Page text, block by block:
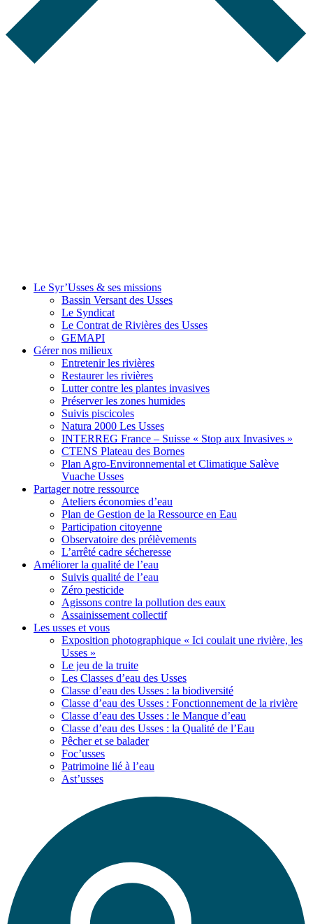
Le Syr’Usses & ses missions
Bassin Versant des Usses
Le Syndicat
Le Contrat de Rivières des Usses
GEMAPI
Gérernos milieux
Entretenir les rivières
Restaurer les rivières
Lutter contre les plantes invasives
Préserver les zones humides
Suivis piscicoles
Natura 2000 Les Usses
INTERREG France – Suisse « Stop aux Invasives »
CTENS Plateau des Bornes
Plan Agro-Environnemental et Climatique Salève
Vuache Usses
Partagernotre ressource
Ateliers économies d’eau
Plan de Gestion de la Ressource en Eau
Participation citoyenne
Observatoire des prélèvements
L’arrêté cadre sécheresse
Améliorerla qualité de l’eau
Suivis qualité de l’eau
Zéro pesticide
Agissons contre la pollution des eaux
Assainissement collectif
Les usses et vous
Exposition photographique « Ici coulait une rivière, les
Usses »
Le jeu de la truite
Les Classes d’eau des Usses
Classe d’eau des Usses : la biodiversité
Classe d’eau des Usses : Fonctionnement de la rivière
Classe d’eau des Usses : le Manque d’eau
Classe d’eau des Usses : la Qualité de l’Eau
Pêcher et se balader
Foc’usses
Patrimoine lié à l’eau
Ast’usses